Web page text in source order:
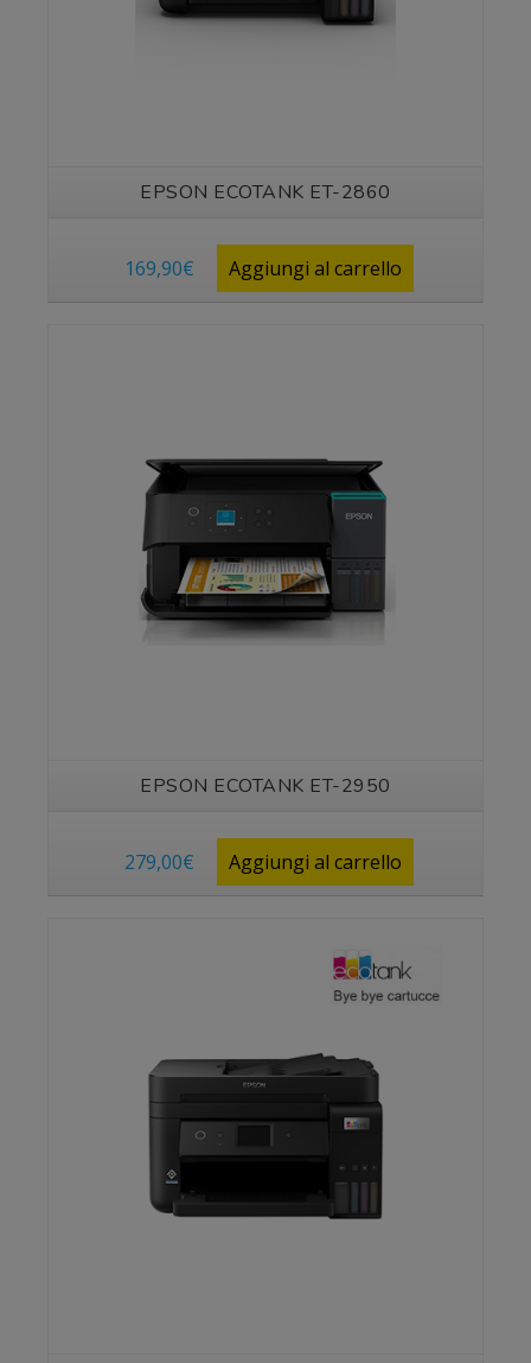
EPSON ECOTANK ET-2860
169,90€ Aggiungi al carrello
EPSON ECOTANK ET-2950
279,00€ Aggiungi al carrello